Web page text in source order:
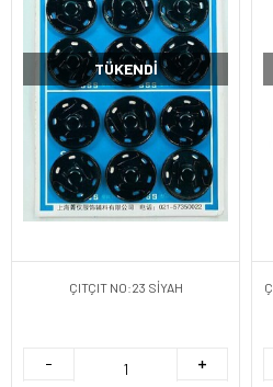
TÜKENDI
ÇITÇIT NO:23 SİYAH